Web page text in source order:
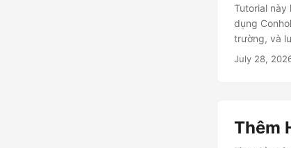
Tutorial này
dụng
trường, và
July 28,
Thêm